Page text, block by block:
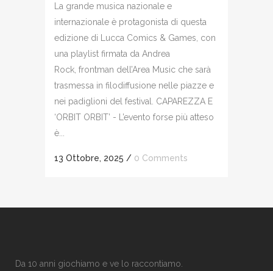
La grande musica nazionale e
internazionale è protagonista di questa
edizione di Lucca Comics & Games, con
una playlist firmata da Andrea
Rock, frontman dell’Area Music che sarà
trasmessa in filodiffusione nelle piazze e
nei padiglioni del festival. CAPAREZZA E
‘ORBIT ORBIT’ - L’evento forse più atteso
è...
13 Ottobre, 2025 / 0 Comments
Da 10 anni giochiamo e ve lo raccontiamo.